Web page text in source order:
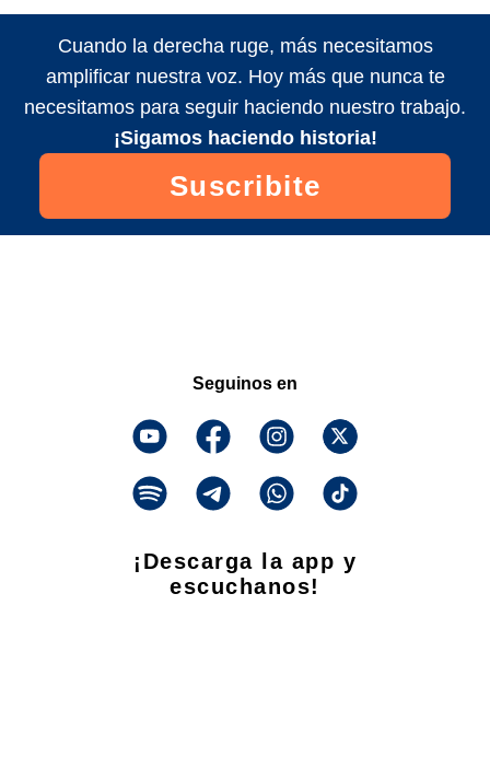
Cuando la derecha ruge, más necesitamos
amplificar nuestra voz. Hoy más que nunca te
necesitamos para seguir haciendo nuestro trabajo.
¡Sigamos haciendo historia!
Suscribite
Seguinos en
¡Descarga la app y
escuchanos!